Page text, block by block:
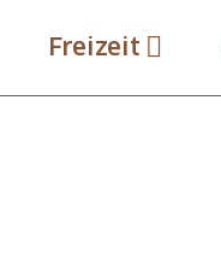
Freizeit